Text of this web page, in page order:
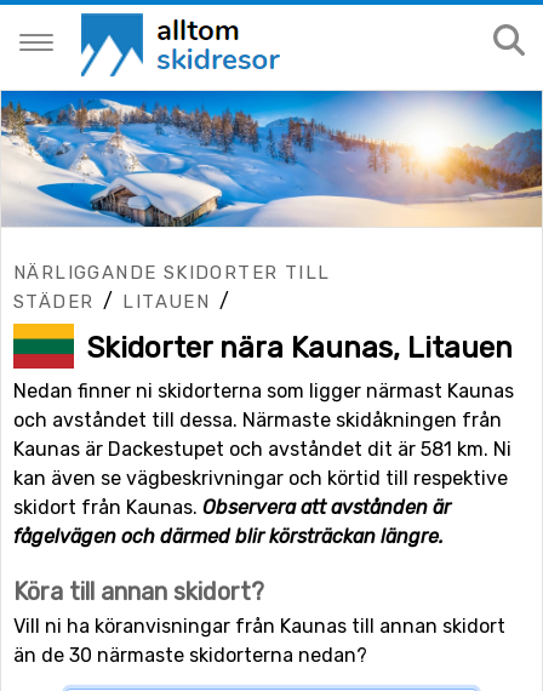
NÄRLIGGANDE SKIDORTER TILL
STÄDER
/ LITAUEN /
Skidorter nära Kaunas, Litauen
Nedan finner ni skidorterna som ligger närmast Kaunas
och avståndet till dessa. Närmaste skidåkningen från
Kaunas är Dackestupet och avståndet dit är 581 km. Ni
kan även se vägbeskrivningar och körtid till respektive
skidort från Kaunas. Observera att avstånden är
fågelvägen och därmed blir körsträckan längre.
Köra till annan skidort?
Vill ni ha köranvisningar från Kaunas till annan skidort
än de 30 närmaste skidorterna nedan?